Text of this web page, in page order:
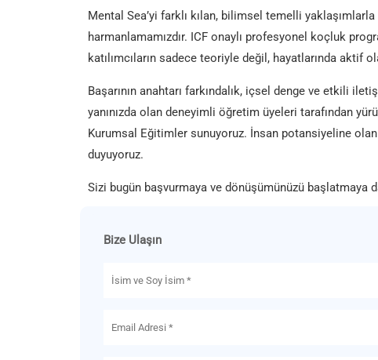
Mental Sea’yi farklı kılan, bilimsel temelli
harmanlamamızdır. ICF onaylı profesyonel koçluk
katılımcıların sadece teoriyle değil, hayatlarında aktif
Başarının anahtarı farkındalık, içsel denge ve etkili
yanınızda olan deneyimli öğretim üyeleri tarafından
Kurumsal Eğitimler sunuyoruz. İnsan potansiyeline
duyuyoruz.
Sizi bugün başvurmaya ve dönüşümünüzü başlatmaya
Bize Ulaşın